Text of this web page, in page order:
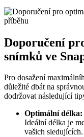
Doporučení
snímků ve
Pro dosažení
důležité dbát na
dodržovat následující
Optimální délka:
Ideální délka je
vašich sledujících.